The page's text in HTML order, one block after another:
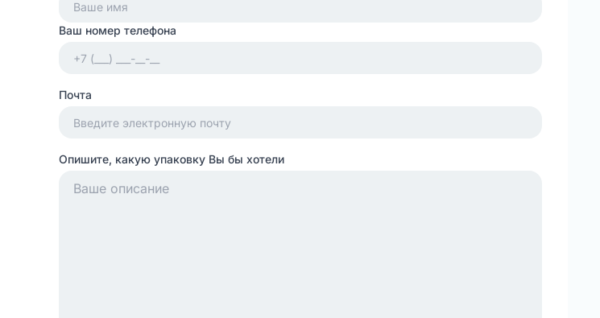
Ваш номер телефона
Почта
Опишите, какую упаковку Вы бы хотели